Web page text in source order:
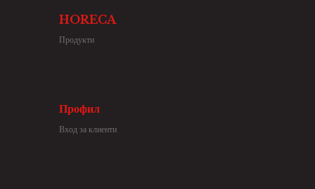
HORECA
Продукти
Профил
Вход за клиенти